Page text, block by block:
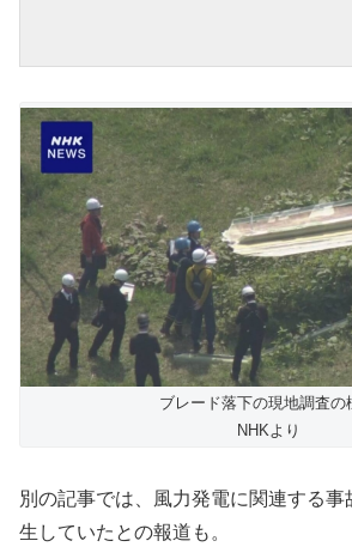
ブレード落下の現地調査の
NHKより
別の記事では、風力発電に関連する事
生していたとの報道も。